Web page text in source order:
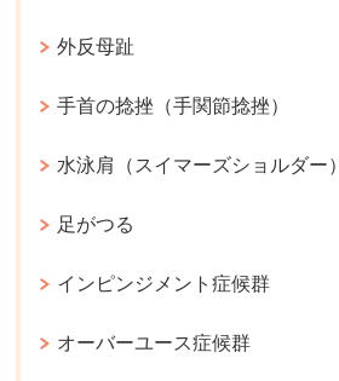
外反母趾
手首の捻挫（手関節捻挫）
水泳肩（スイマーズショルダー）
足がつる
インピンジメント症候群
オーバーユース症候群